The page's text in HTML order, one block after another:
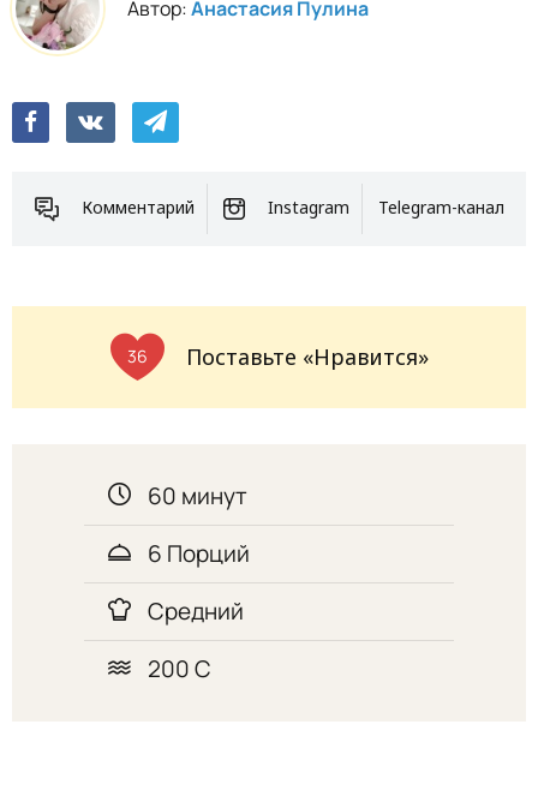
Автор:Анастасия Пулина
Комментарий Instagram Telegram-канал
36 Поставьте «Нравится»
60 минут
6 Порций
Средний
200 С